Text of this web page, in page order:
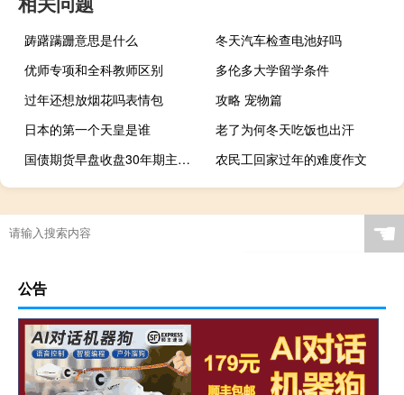
踌躇蹒跚意思是什么
冬天汽车检查电池好吗
优师专项和全科教师区别
多伦多大学留学条件
过年还想放烟花吗表情包
攻略 宠物篇
日本的第一个天皇是谁
老了为何冬天吃饭也出汗
国债期货早盘收盘30年期主力合约涨0.03%10年期主力合约涨0.07%5年期主力合约涨0.06%2年期主力合约涨0.01%
农民工回家过年的难度作文
☚
公告